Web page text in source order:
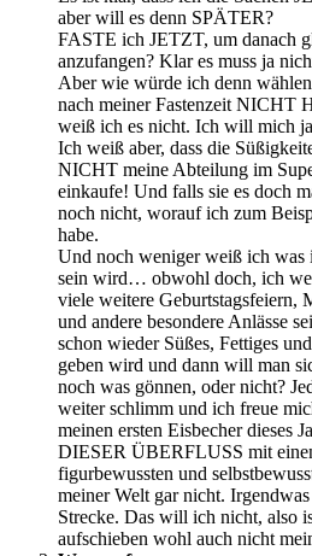
aber will es denn SPÄTER?
FASTE ich JETZT, um danach
anzufangen? Klar es muss ja
Aber wie würde ich denn
nach meiner Fastenzeit NICHT
weiß ich es nicht. Ich will mich
Ich weiß aber, dass die
NICHT meine Abteilung im
einkaufe! Und falls sie es doch
noch nicht, worauf ich zum
habe.
Und noch weniger weiß ich was
sein wird… obwohl doch, ich
viele weitere Geburtstagsfeiern,
und andere besondere Anlässe
schon wieder Süßes, Fettiges
geben wird und dann will man
noch was gönnen, oder nicht?
weiter schlimm und ich freue
meinen ersten Eisbecher dieses
DIESER ÜBERFLUSS mit
figurbewussten und
meiner Welt gar nicht.
Strecke. Das will ich nicht, also
aufschieben wohl auch nicht